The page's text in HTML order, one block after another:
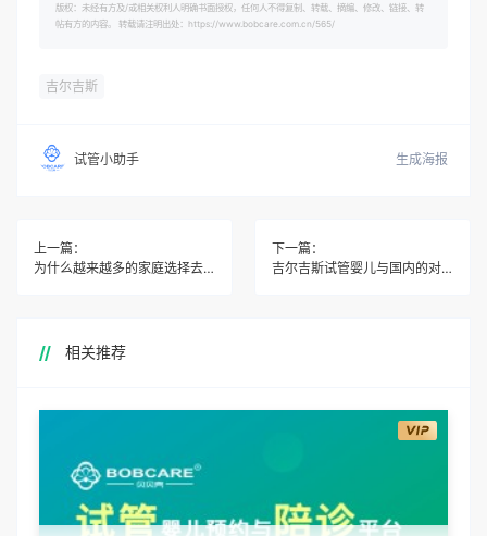
版权：未经有方及/或相关权利人明确书面授权，任何人不得复制、转载、摘编、修改、链接、转
帖有方的内容。 转载请注明出处：https://www.bobcare.com.cn/565/
吉尔吉斯
试管小助手 生成海报
上一篇：
为什么越来越多的家庭选择去吉尔吉斯做试管婴儿？
下一篇：
吉尔吉斯试管婴儿与国内的对比，你需要知道的差异点
相关推荐